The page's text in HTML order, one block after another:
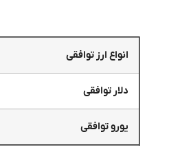
انواع ارز توافقی
دلار توافقی
یورو توافقی